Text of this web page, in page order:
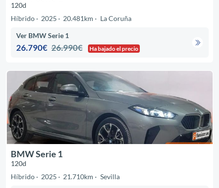
120d
Híbrido
2025 20.481km La Coruña
Ver BMW Serie 1
26.790€ 26.990€ Ha bajado el precio
BMW Serie 1
120d
Híbrido
2025 21.710km Sevilla